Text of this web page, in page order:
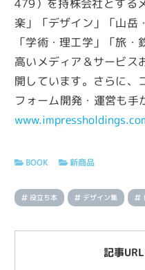
479）を持株会社とする
楽」「デザイン」「山岳
「学術・理工学」「旅
高いメディア＆サービス
開しています。さらに、
フォーム開発・運営も手
BOOK 新商品
役立ち本 デザイン集
記事